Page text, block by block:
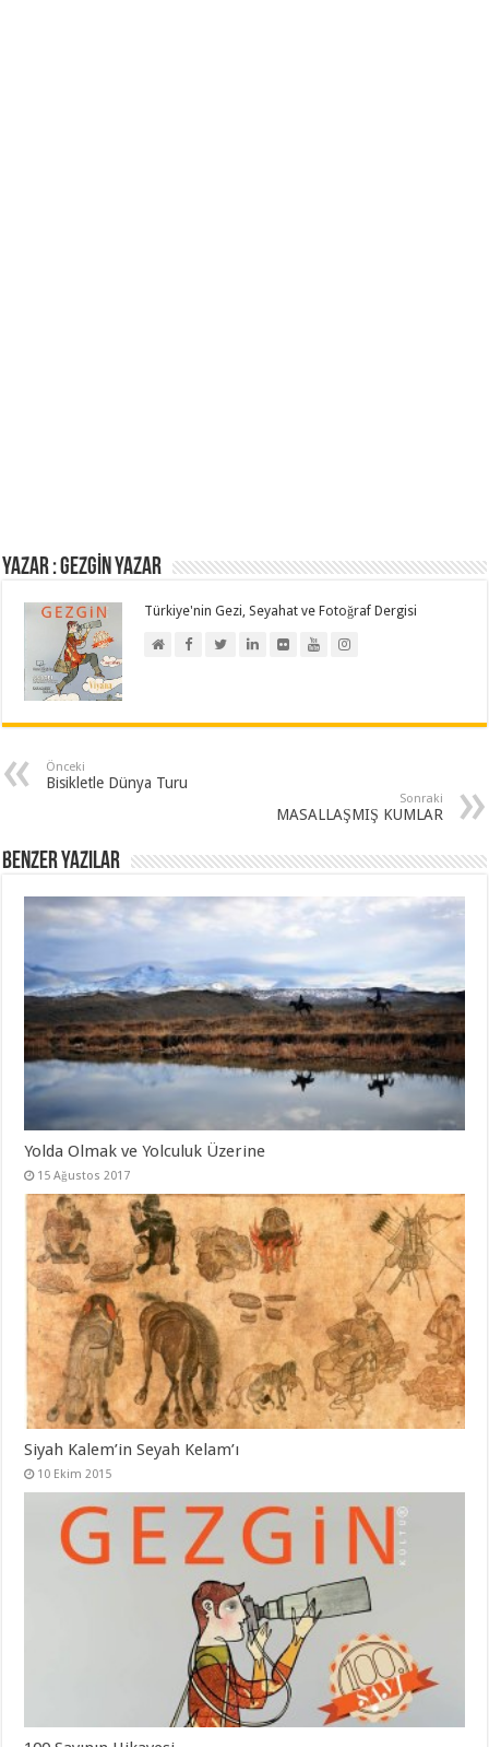
Yazar : GEZGİN YAZAR
Türkiye'nin Gezi, Seyahat ve Fotoğraf Dergisi
Önceki
Bisikletle Dünya Turu
Sonraki
MASALLAŞMIŞ KUMLAR
Benzer Yazılar
Yolda Olmak ve Yolculuk Üzerine
15 Ağustos 2017
Siyah Kalem’in Seyah Kelam’ı
10 Ekim 2015